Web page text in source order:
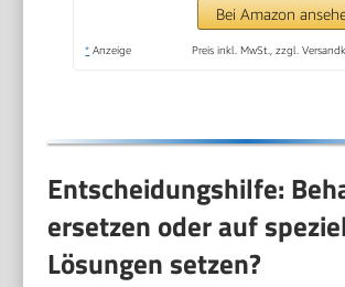
Mac OS X,
Skype, zum
Bei Amazon
* Anzeige Preis inkl. MwSt., zzgl.
Entscheidungshilfe:
ersetzen oder auf
Lösungen setzen?